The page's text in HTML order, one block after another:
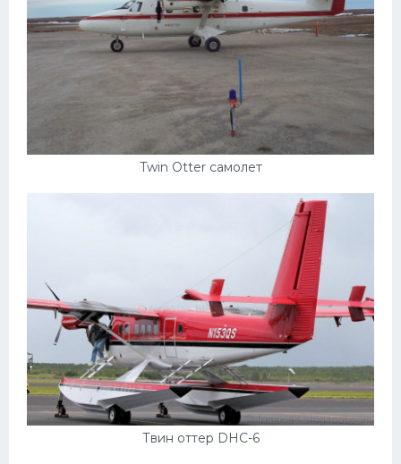
Twin Otter самолет
Твин оттер DHC-6